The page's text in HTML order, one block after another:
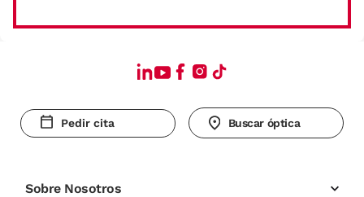
Pedir cita Buscar óptica
Sobre Nosotros